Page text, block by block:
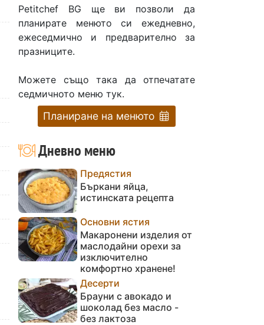
Petitchef BG ще ви позволи да
планирате менюто си ежедневно,
ежеседмично и предварително за
празниците.
Можете също така да отпечатате
седмичното меню тук.
Планиране на менюто
Дневно меню
Предястия
Бъркани яйца,
истинската рецепта
Основни ястия
Макаронени изделия от
маслодайни орехи за
изключително
комфортно хранене!
Десерти
Брауни с авокадо и
шоколад без масло -
без лактоза